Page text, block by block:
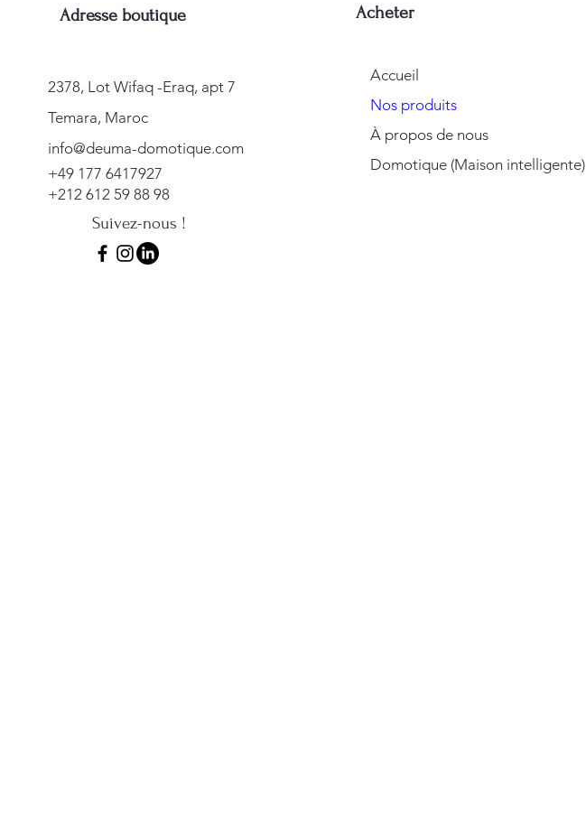
Adresse boutique
2378, Lot Wifaq -Eraq, apt 7
Temara, Maroc
info@deuma-domotique.com
+49 177 6417927
+212 612 59 88 98
Suivez-nous !
Acheter
Accueil
Nos produits
À propos de nous
Domotique (Maison intelligente)